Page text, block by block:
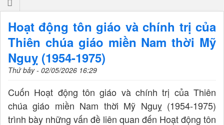
Hoạt động tôn giáo và chính trị của
Thiên chúa giáo miền Nam thời Mỹ
Nguỵ (1954-1975)
Thứ bảy - 02/05/2026 16:29
Cuốn Hoạt động tôn giáo và chính trị của Thiên
chúa giáo miền Nam thời Mỹ Nguỵ (1954-1975)
trình bày những vấn đề liên quan đến Hoạt động tôn